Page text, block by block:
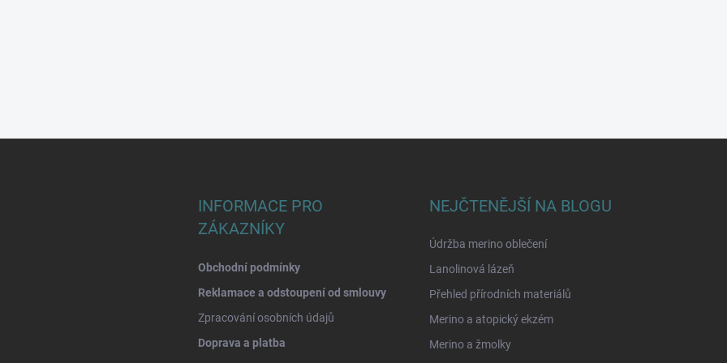
INFORMACE PRO
ZÁKAZNÍKY
Obchodní podmínky
Reklamace a odstoupení od smlouvy
Zpracování osobních údajů
Doprava a platba
NEJČTENĚJŠÍ NA BLOGU
Údržba merino oblečení
Lanolinová lázeň
Přehled přírodních materiálů
Merino a atopický ekzém
Merino a žmolky